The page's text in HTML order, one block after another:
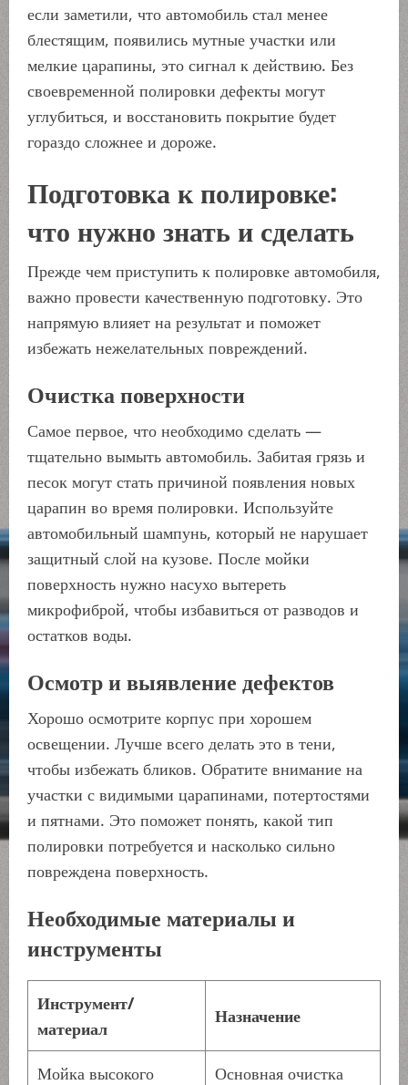
если заметили, что автомобиль стал менее
блестящим, появились мутные участки или
мелкие царапины, это сигнал к действию. Без
своевременной полировки дефекты могут
углубиться, и восстановить покрытие будет
гораздо сложнее и дороже.
Подготовка к полировке:
что нужно знать и сделать
Прежде чем приступить к полировке автомобиля,
важно провести качественную подготовку. Это
напрямую влияет на результат и поможет
избежать нежелательных повреждений.
Очистка поверхности
Самое первое, что необходимо сделать —
тщательно вымыть автомобиль. Забитая грязь и
песок могут стать причиной появления новых
царапин во время полировки. Используйте
автомобильный шампунь, который не нарушает
защитный слой на кузове. После мойки
поверхность нужно насухо вытереть
микрофиброй, чтобы избавиться от разводов и
остатков воды.
Осмотр и выявление дефектов
Хорошо осмотрите корпус при хорошем
освещении. Лучше всего делать это в тени,
чтобы избежать бликов. Обратите внимание на
участки с видимыми царапинами, потертостями
и пятнами. Это поможет понять, какой тип
полировки потребуется и насколько сильно
повреждена поверхность.
Необходимые материалы и
инструменты
Инструмент/
материал
Назначение
Мойка высокого
Основная очистка